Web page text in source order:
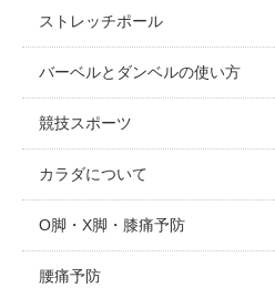
ストレッチポール
バーベルとダンベルの使い方
競技スポーツ
カラダについて
O脚・X脚・膝痛予防
腰痛予防